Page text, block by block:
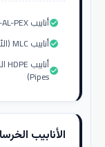
أنابيب PEX-AL-PEX (البولي إيثيلين المتشابك مع الألومنيوم)check_circle
أنابيب MLC (الأنابيب المركبة متعددة الطبقات) (MLC Pipes)check_circle
Pipes)check_circle
الأنابيب